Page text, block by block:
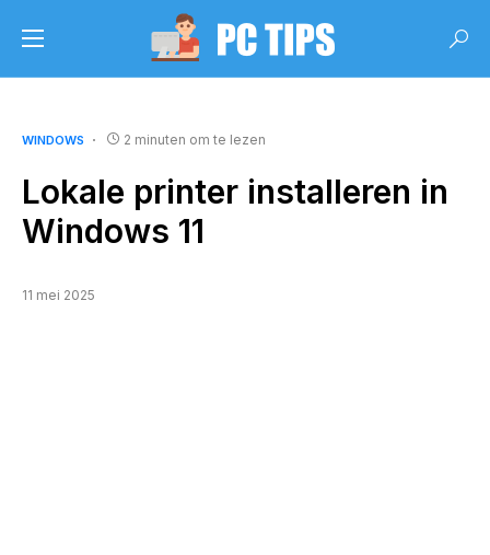
WINDOWS 2 minuten om te lezen
Lokale printer installeren in
Windows 11
11 mei 2025